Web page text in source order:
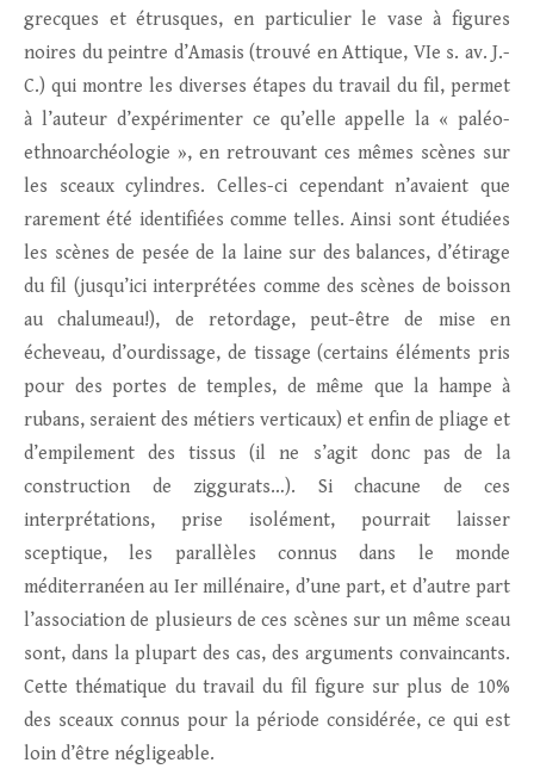
grecques et étrusques, en particulier le vase à figures
noires du peintre d’Amasis (trouvé en Attique, VIe s. av. J.-
C.) qui montre les diverses étapes du travail du fil, permet
à l’auteur d’expérimenter ce qu’elle appelle la « paléo-
ethnoarchéologie », en retrouvant ces mêmes scènes sur
les sceaux cylindres. Celles-ci cependant n’avaient que
rarement été identifiées comme telles. Ainsi sont étudiées
les scènes de pesée de la laine sur des balances, d’étirage
du fil (jusqu’ici interprétées comme des scènes de boisson
au chalumeau!), de retordage, peut-être de mise en
écheveau, d’ourdissage, de tissage (certains éléments pris
pour des portes de temples, de même que la hampe à
rubans, seraient des métiers verticaux) et enfin de pliage et
d’empilement des tissus (il ne s’agit donc pas de la
construction de ziggurats…). Si chacune de ces
interprétations, prise isolément, pourrait laisser
sceptique, les parallèles connus dans le monde
méditerranéen au Ier millénaire, d’une part, et d’autre part
l’association de plusieurs de ces scènes sur un même sceau
sont, dans la plupart des cas, des arguments convaincants.
Cette thématique du travail du fil figure sur plus de 10%
des sceaux connus pour la période considérée, ce qui est
loin d’être négligeable.